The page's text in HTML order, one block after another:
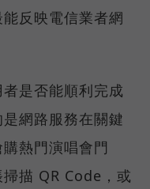
反映電信業者網
者是否能順利完成
網路服務在關鍵
熱門演唱會門
描 QR Code，或